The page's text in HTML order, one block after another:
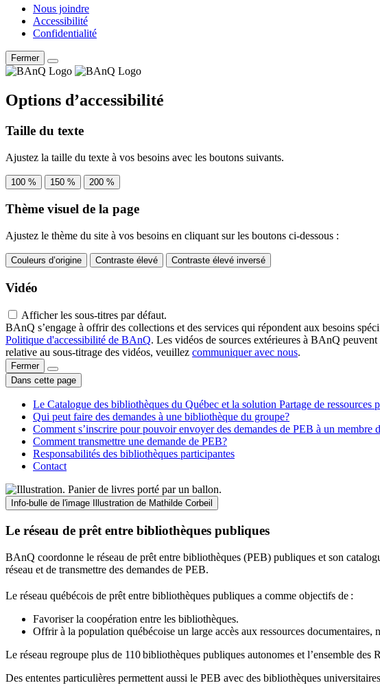
Nous joindre
Accessibilité
Confidentialité
Fermer
Options d’accessibilité
Taille du texte
Ajustez la taille du texte à vos besoins avec les boutons suivants.
100 % 150 % 200 %
Thème visuel de la page
Ajustez le thème du site à vos besoins en cliquant sur les boutons ci-dessous :
Couleurs d’origine Contraste élevé Contraste élevé inversé
Vidéo
Afficher les sous-titres par défaut.
BAnQ s’engage à offrir des collections et des services qui répondent aux besoins
Politique d'accessibilité de BAnQ. Les vidéos de sources extérieures à BAnQ
relative au sous-titrage des vidéos, veuillez communiquer avec nous.
Fermer
Dans cette page
Le Catalogue des bibliothèques du Québec et la solution Partage de ressources
Qui peut faire des demandes à une bibliothèque du groupe?
Comment s’inscrire pour pouvoir envoyer des demandes de PEB à un membre
Comment transmettre une demande de PEB?
Responsabilités des bibliothèques participantes
Contact
Info-bulle de l'image Illustration de Mathilde Corbeil
Le réseau de prêt entre bibliothèques publiques
BAnQ coordonne le réseau de prêt entre bibliothèques (PEB) publiques et son
réseau et de transmettre des demandes de PEB.
Le réseau québécois de prêt entre bibliothèques publiques a comme objectifs de :
Favoriser la coopération entre les bibliothèques.
Offrir à la population québécoise un large accès aux ressources
Le réseau regroupe plus de 110bibliothèques publiques autonomes et l’ensemble des R
Des ententes particulières permettent aussi le PEB avec des bibliothèques